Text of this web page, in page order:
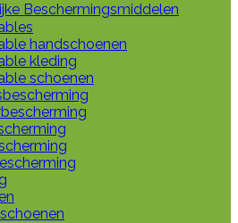
Beschermingsmiddelen
handschoenen
kleding
schoenen